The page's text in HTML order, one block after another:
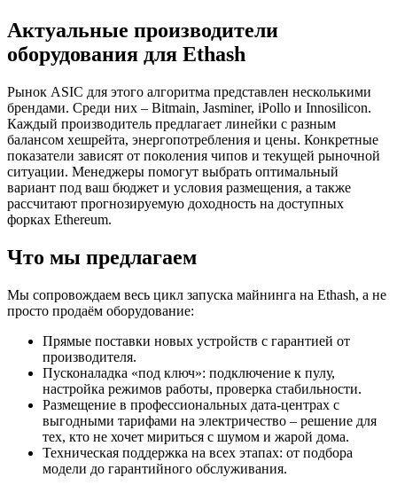
Актуальные производители
оборудования для Ethash
Рынок ASIC для этого алгоритма представлен несколькими
брендами. Среди них – Bitmain, Jasminer, iPollo и Innosilicon.
Каждый производитель предлагает линейки с разным
балансом хешрейта, энергопотребления и цены. Конкретные
показатели зависят от поколения чипов и текущей рыночной
ситуации. Менеджеры помогут выбрать оптимальный
вариант под ваш бюджет и условия размещения, а также
рассчитают прогнозируемую доходность на доступных
форках Ethereum.
Что мы предлагаем
Мы сопровождаем весь цикл запуска майнинга на Ethash, а не
просто продаём оборудование:
Прямые поставки новых устройств с гарантией от
производителя.
Пусконаладка «под ключ»: подключение к пулу,
настройка режимов работы, проверка стабильности.
Размещение в профессиональных дата-центрах с
выгодными тарифами на электричество – решение для
тех, кто не хочет мириться с шумом и жарой дома.
Техническая поддержка на всех этапах: от подбора
модели до гарантийного обслуживания.